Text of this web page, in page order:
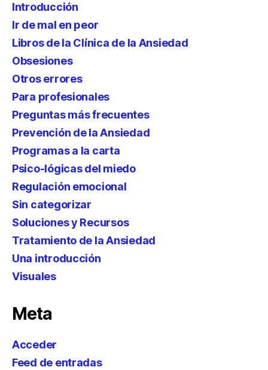
Introducción
Ir de mal en peor
Libros de la Clínica de la Ansiedad
Obsesiones
Otros errores
Para profesionales
Preguntas más frecuentes
Prevención de la Ansiedad
Programas a la carta
Psico-lógicas del miedo
Regulación emocional
Sin categorizar
Soluciones y Recursos
Tratamiento de la Ansiedad
Una introducción
Visuales
Meta
Acceder
Feed de entradas